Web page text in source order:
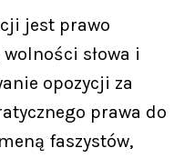
jest prawo
słowa i
opozycji za
prawa do
faszystów,